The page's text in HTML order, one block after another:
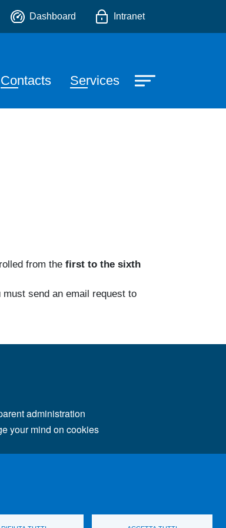
Dashboard Intranet
Contacts Services
from the first to the sixth
send an email request to
administration
your mind on cookies